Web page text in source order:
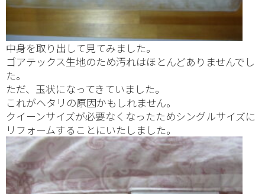
中身を取り出して見てみました。
ゴアテックス生地のため汚れはほとんどありませんでし
た。
ただ、玉状になってきていました。
これがヘタリの原因かもしれません。
クイーンサイズが必要なくなったためシングルサイズに
リフォームすることにいたしました。